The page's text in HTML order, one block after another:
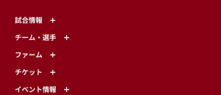
試合情報
チーム・選手
ファーム
チケット
イベント情報